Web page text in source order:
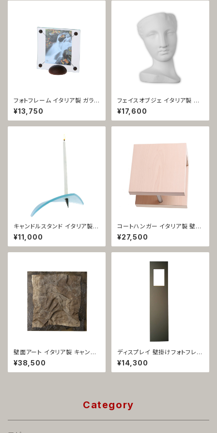
フォトフレーム イタリア製 ガラス
コール・スモール 1009
¥13,750
フェイスオブジェ イタリア製 白
セラミック カプア 1282
¥17,600
キャンドルスタンド イタリア製
ガラス製 ドリーム 1050
¥11,000
コートハンガー イタリア製 壁掛
け 天然木メイプル 安積伸 102
4
¥27,500
壁面アート イタリア製 キャンバ
ス カーボン 1335
¥38,500
ディスプレイ 壁掛けフォトフレー
ム イタリア製 アルミ製 スリム
シルバー パーティコラーレ 1011
¥14,300
Category